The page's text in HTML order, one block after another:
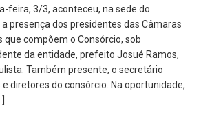
feira, 3/3, aconteceu, na sede do
a presença dos presidentes das Câmaras
que compõem o Consórcio, sob
da entidade, prefeito Josué Ramos,
Também presente, o secretário
diretores do consórcio. Na oportunidade,